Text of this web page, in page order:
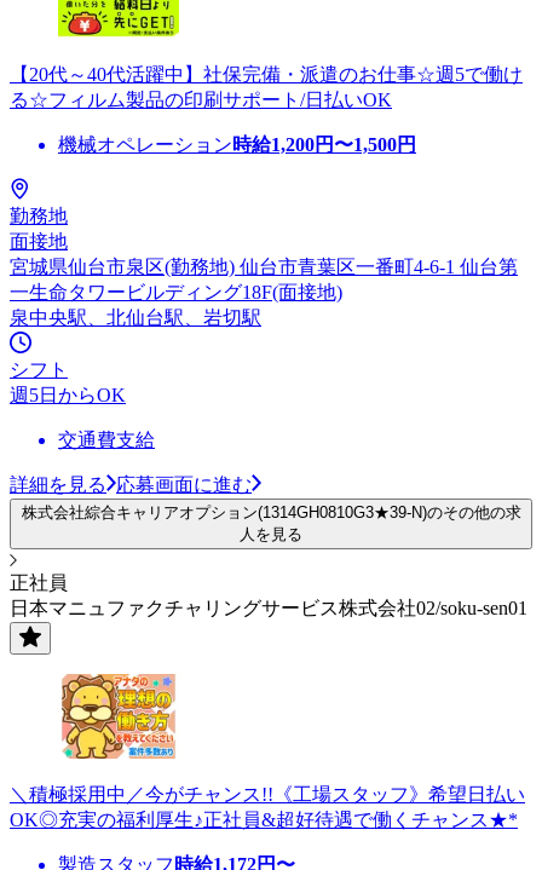
【20代～40代活躍中】社保完備・派遣のお仕事☆週5で働け
る☆フィルム製品の印刷サポート/日払いOK
機械オペレーション時給1,200円〜1,500円
勤務地
面接地
宮城県仙台市泉区(勤務地) 仙台市青葉区一番町4-6-1 仙台第
一生命タワービルディング18F(面接地)
泉中央駅、北仙台駅、岩切駅
シフト
週5日からOK
交通費支給
詳細を見る 応募画面に進む
株式会社綜合キャリアオプション(1314GH0810G3★39-N)のその他の求
人を見る
正社員
日本マニュファクチャリングサービス株式会社02/soku-sen01
＼積極採用中／今がチャンス!!《工場スタッフ》希望日払い
OK◎充実の福利厚生♪正社員&超好待遇で働くチャンス★*
製造スタッフ 時給1,172円〜